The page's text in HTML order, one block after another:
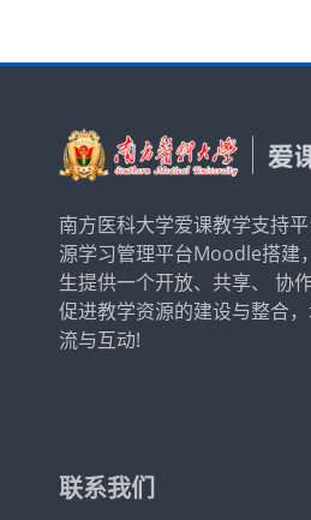
南方医科大学爱课教学支持
源学习管理平台Moodle搭建
生提供一个开放、共享、 协
促进教学资源的建设与整合
流与互动!
联系我们